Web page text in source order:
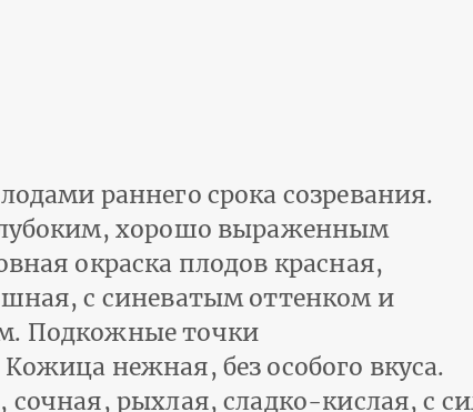
раннего срока созревания.
хорошо выраженным
окраска плодов красная,
с синеватым оттенком и
Подкожные точки
нежная, без особого вкуса.
рыхлая, сладко-кислая, с